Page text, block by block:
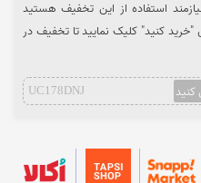
استفاده از این تخفیف هستید
کنید" کلیک نمایید تا تخفیف در
کنید UC178DNJ